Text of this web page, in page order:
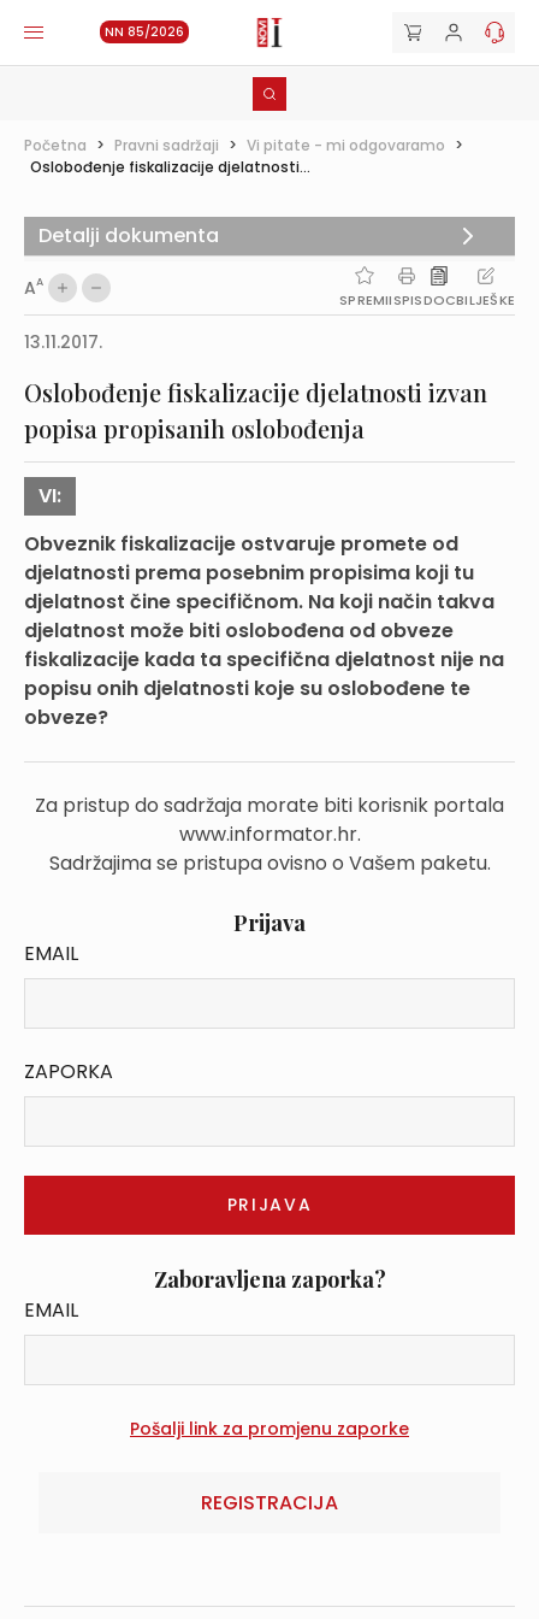
NN 85/2026
Početna > Pravni sadržaji > Vi pitate - mi odgovaramo >
Oslobođenje fiskalizacije djelatnosti...
AA
SPREMIISPISDOCBILJEŠKE
13.11.2017.
Oslobođenje fiskalizacije djelatnosti izvan
popisa propisanih oslobođenja
VI:
Obveznik fiskalizacije ostvaruje promete od
djelatnosti prema posebnim propisima koji tu
djelatnost čine specifičnom. Na koji način takva
djelatnost može biti oslobođena od obveze
fiskalizacije kada ta specifična djelatnost nije na
popisu onih djelatnosti koje su oslobođene te
obveze?
Za pristup do sadržaja morate biti korisnik portala
www.informator.hr.
Sadržajima se pristupa ovisno o Vašem paketu.
Prijava
EMAIL
ZAPORKA
Zaboravljena zaporka?
EMAIL
REGISTRACIJA
Detalji dokumenta